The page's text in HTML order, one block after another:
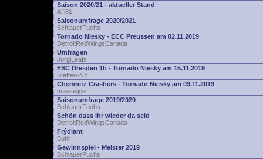
Saison 2020/21 - aktueller Stand
Alfi81
Saisonumfrage 2020/2021
SchlauerFuchs
Tornado Niesky - ECC Preussen am 02.11.2019
DetroitRedWingsCanada
Umfragen
JörgiLeafs
ESC Dresden 1b - Tornado Niesky am 15.11.2019
Steffen-NY
Chemnitz Crashers - Tornado Niesky am 09.11.2019
masseljoe
Saisonumfrage 2019/2020
SchlauerFuchs
Schön dass Ihr wieder da seid
DetroitRedWingsCanada
Frýdlant
Buhli
Gewinnspiel - Meister 2019
SchlauerFuchs